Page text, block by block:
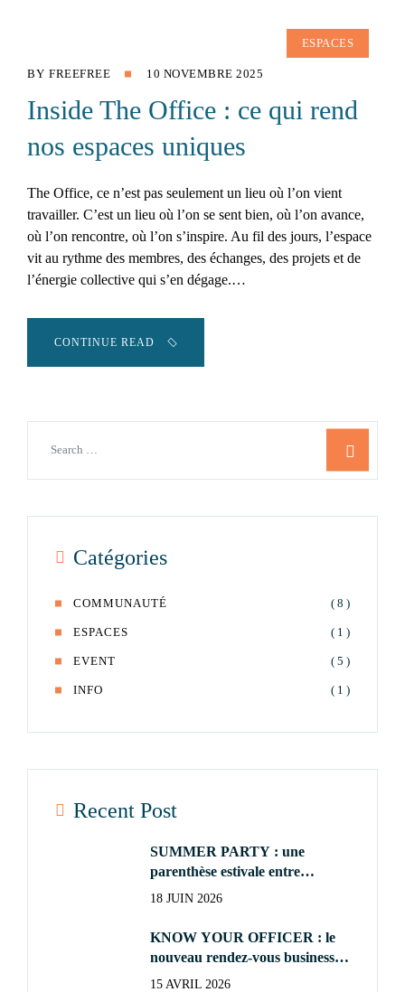
ESPACES
BY FREEFREE 10 NOVEMBRE 2025
Inside The Office : ce qui rend
nos espaces uniques
The Office, ce n’est pas seulement un lieu où l’on vient
travailler. C’est un lieu où l’on se sent bien, où l’on avance,
où l’on rencontre, où l’on s’inspire. Au fil des jours, l’espace
vit au rythme des membres, des échanges, des projets et de
l’énergie collective qui s’en dégage.…
CONTINUE READ
Catégories
COMMUNAUTÉ ( 8 )
ESPACES ( 1 )
EVENT ( 5 )
INFO ( 1 )
Recent Post
SUMMER PARTY : une
parenthèse estivale entre
Officers
18 JUIN 2026
KNOW YOUR OFFICER : le
nouveau rendez-vous business
de nos Officers
15 AVRIL 2026